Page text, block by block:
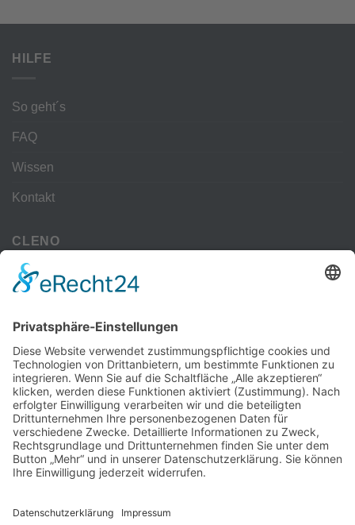
HILFE
So geht´s
FAQ
Wissen
Kontakt
CLENO
Alle Vorteile
kostenloser Versand
Deine Zahlmöglichkeiten
MEHR
Alte iPhone Modelle
Vertrag Widerrufen